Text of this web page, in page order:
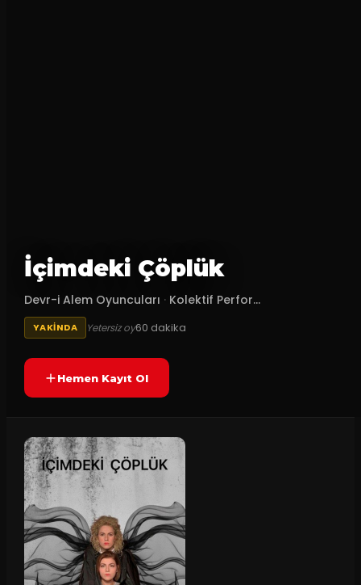
İçimdeki Çöplük
Devr-i Alem Oyuncuları · Kolektif Perfor...
YAKINDA Yetersiz oy60 dakika
Hemen Kayıt Ol